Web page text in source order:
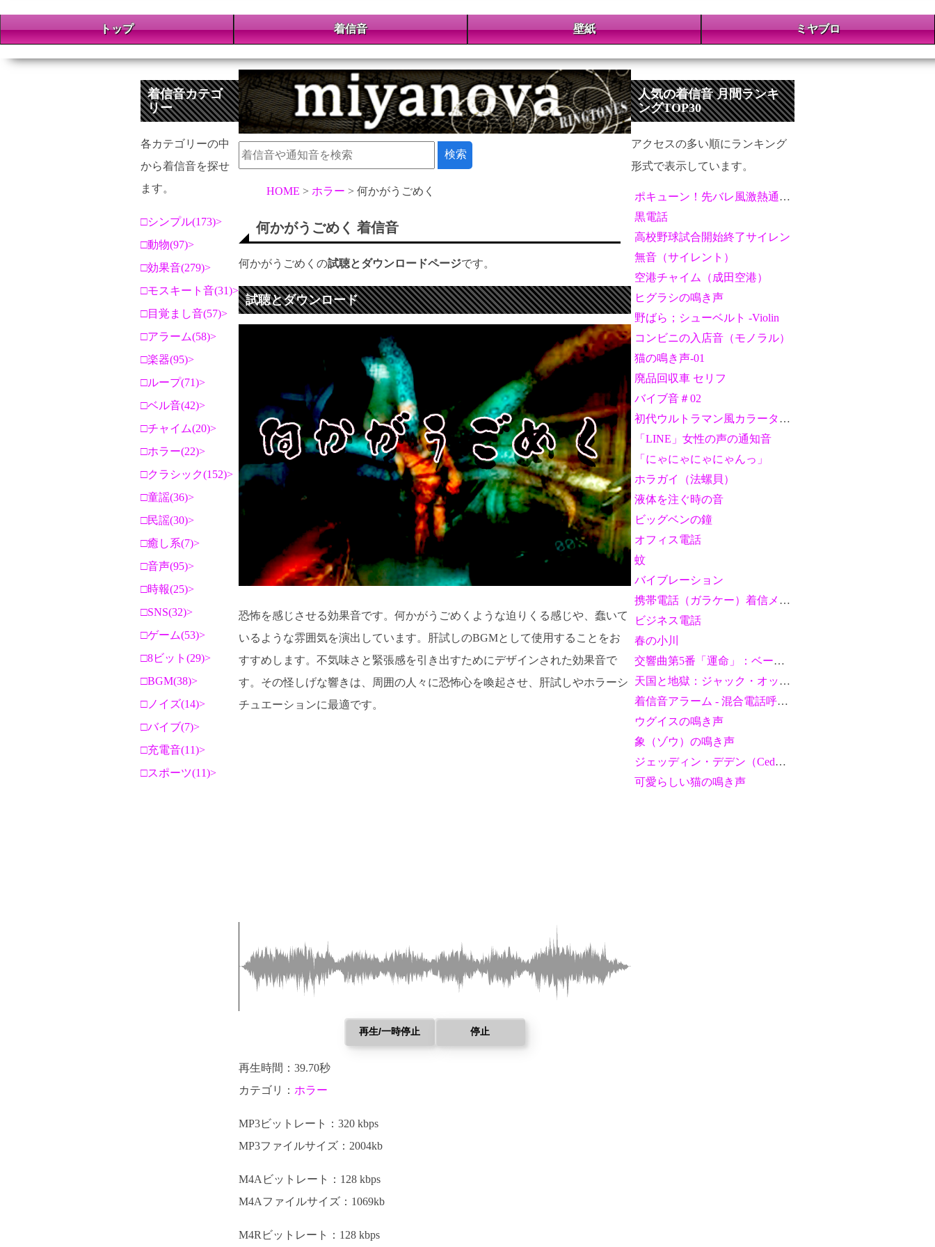
トップ 着信音 壁紙 ミヤブロ
HOME ホラー 何かがうごめく
何かがうごめく 着信音
何かがうごめくの試聴とダウンロードページです。
試聴とダウンロード
恐怖を感じさせる効果音です。何かがうごめくような迫りくる感じや、蠢いて
いるような雰囲気を演出しています。肝試しのBGMとして使用することをお
すすめします。不気味さと緊張感を引き出すためにデザインされた効果音で
す。その怪しげな響きは、周囲の人々に恐怖心を喚起させ、肝試しやホラーシ
チュエーションに最適です。
再生/一時停止 停止
再生時間：39.70秒
カテゴリ： ホラー
MP3ビットレート：320 kbps
MP3ファイルサイズ：2004kb
M4Aビットレート：128 kbps
M4Aファイルサイズ：1069kb
M4Rビットレート：128 kbps
着信音カテゴ
リー
各カテゴリーの中
から着信音を探せ
ます。
シンプル(173)
動物(97)
効果音(279)
モスキート音(31)
目覚まし音(57)
アラーム(58)
楽器(95)
ループ(71)
ベル音(42)
チャイム(20)
ホラー(22)
クラシック(152)
童謡(36)
民謡(30)
癒し系(7)
音声(95)
時報(25)
SNS(32)
ゲーム(53)
8ビット(29)
BGM(38)
ノイズ(14)
バイブ(7)
充電音(11)
スポーツ(11)
人気の着信音 月間ランキ
ングTOP30
アクセスの多い順にランキング
形式で表示しています。
ポキューン！先バレ風激熱通知音
黒電話
高校野球試合開始終了サイレン
無音（サイレント）
空港チャイム（成田空港）
ヒグラシの鳴き声
野ばら；シューベルト -Violin
コンビニの入店音（モノラル）
猫の鳴き声-01
廃品回収車 セリフ
バイブ音＃02
初代ウルトラマン風カラータイマー音
「LINE」女性の声の通知音
「にゃにゃにゃにゃんっ」
ホラガイ（法螺貝）
液体を注ぐ時の音
ビッグベンの鐘
オフィス電話
蚊
バイブレーション
携帯電話（ガラケー）着信メロディ
ビジネス電話
春の小川
交響曲第5番「運命」：ベートーヴェン（ギターバージョン）
天国と地獄：ジャック・オッフェンバック
着信音アラーム - 混合電話呼び出し音
ウグイスの鳴き声
象（ゾウ）の鳴き声
ジェッディン・デデン（Ceddin Deden）
可愛らしい猫の鳴き声